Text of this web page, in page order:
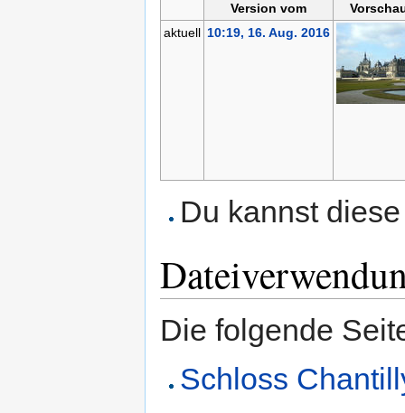
Version vom
aktuell 10:19, 16. Aug. 2016
Du kannst
Die folgende
Schloss